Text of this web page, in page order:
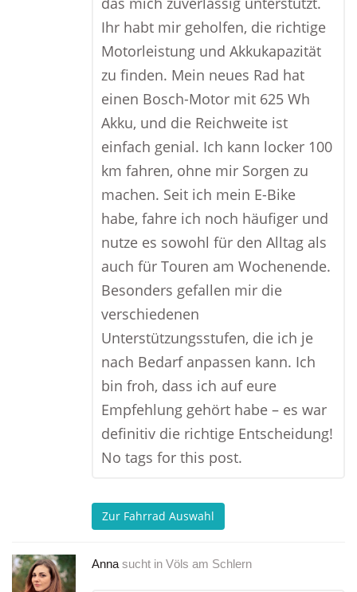
Ihr habt mir geholfen, die richtige
Motorleistung und Akkukapazität
zu finden. Mein neues Rad hat
einen Bosch-Motor mit 625 Wh
Akku, und die Reichweite ist
einfach genial. Ich kann locker 100
km fahren, ohne mir Sorgen zu
machen. Seit ich mein E-Bike
habe, fahre ich noch häufiger und
nutze es sowohl für den Alltag als
auch für Touren am Wochenende.
Besonders gefallen mir die
verschiedenen
Unterstützungsstufen, die ich je
nach Bedarf anpassen kann. Ich
bin froh, dass ich auf eure
Empfehlung gehört habe – es war
definitiv die richtige Entscheidung!
No tags for this post.
Zur Fahrrad Auswahl
Anna sucht in Völs am Schlern